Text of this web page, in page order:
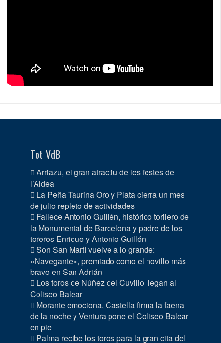
Tot VdB
Arriazu, el gran atractiu de les festes de
l’Aldea
La Peña Taurina Oro y Plata cierra un mes
de julio repleto de actividades
Fallece Antonio Guillén, histórico torilero de
la Monumental de Barcelona y padre de los
toreros Enrique y Antonio Guillén
Son San Martí vuelve a lo grande:
«Navegante», premiado como el novillo más
bravo en San Adrián
Los toros de Núñez del Cuvillo llegan al
Coliseo Balear
Morante emociona, Castella firma la faena
de la noche y Ventura pone el Coliseo Balear
en pie
Palma recibe los toros para la gran cita del